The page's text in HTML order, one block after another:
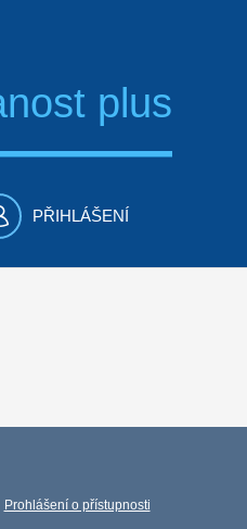
plus
PŘIHLÁŠENÍ
Prohlášení o přístupnosti